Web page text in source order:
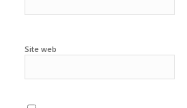
Site web